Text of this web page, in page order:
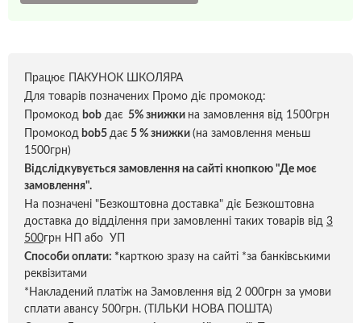
Працює ПАКУНОК ШКОЛЯРА
Для товарів позначених Промо діє промокод:
Промокод bob дає 5% знижки на замовлення від 1500грн
Промокод bob5 дає 5 % знижки (на замовлення меньш
1500грн)
Відслідкувується замовлення на сайті кнопкою "Де моє
замовлення".
На позначені "Безкоштовна доставка" діє Безкоштовна
доставка до відділення при замовленні таких товарів від 3
500грн НП або УП
Способи оплати: *карткою зразу на сайті *за банківськими
реквізитами
*Накладений платіж на Замовлення від 2 000грн за умови
сплати авансу 500грн. (ТІЛЬКИ НОВА ПОШТА)